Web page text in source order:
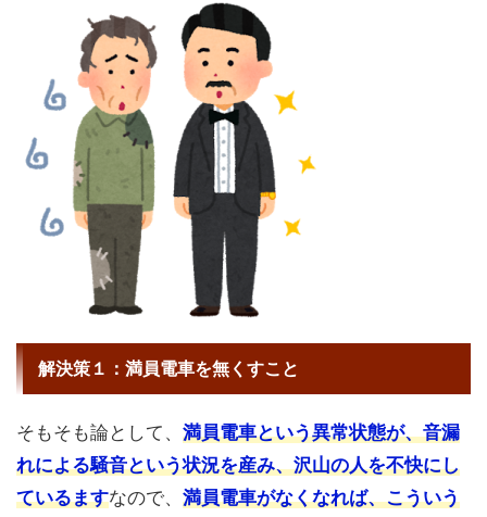
解決策１：満員電車を無くすこと
そもそも論として、 満員電車という異常状態が、音漏
れによる騒音という状況を産み、沢山の人を不快にし
ているますなので、 満員電車がなくなれば、こういう